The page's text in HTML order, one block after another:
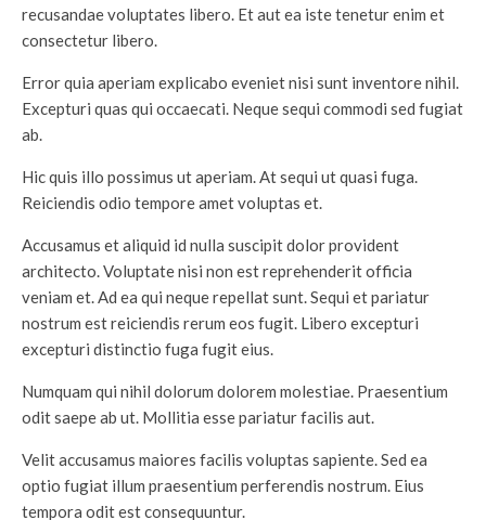
recusandae voluptates libero. Et aut ea iste tenetur enim et
consectetur libero.
Error quia aperiam explicabo eveniet nisi sunt inventore nihil.
Excepturi quas qui occaecati. Neque sequi commodi sed fugiat
ab.
Hic quis illo possimus ut aperiam. At sequi ut quasi fuga.
Reiciendis odio tempore amet voluptas et.
Accusamus et aliquid id nulla suscipit dolor provident
architecto. Voluptate nisi non est reprehenderit officia
veniam et. Ad ea qui neque repellat sunt. Sequi et pariatur
nostrum est reiciendis rerum eos fugit. Libero excepturi
excepturi distinctio fuga fugit eius.
Numquam qui nihil dolorum dolorem molestiae. Praesentium
odit saepe ab ut. Mollitia esse pariatur facilis aut.
Velit accusamus maiores facilis voluptas sapiente. Sed ea
optio fugiat illum praesentium perferendis nostrum. Eius
tempora odit est consequuntur.